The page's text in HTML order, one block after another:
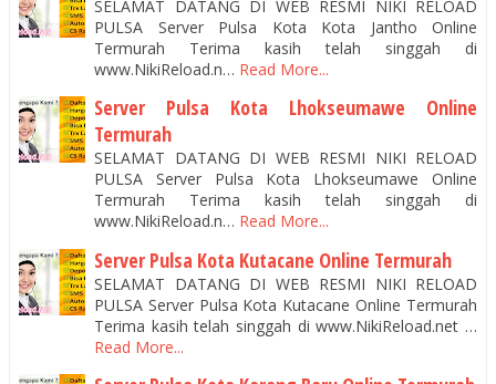
SELAMAT DATANG DI WEB RESMI NIKI RELOAD
PULSA Server Pulsa Kota Kota Jantho Online
Termurah Terima kasih telah singgah di
www.NikiReload.n… Read More...
Server Pulsa Kota Lhokseumawe Online
Termurah
SELAMAT DATANG DI WEB RESMI NIKI RELOAD
PULSA Server Pulsa Kota Lhokseumawe Online
Termurah Terima kasih telah singgah di
www.NikiReload.n… Read More...
Server Pulsa Kota Kutacane Online Termurah
SELAMAT DATANG DI WEB RESMI NIKI RELOAD
PULSA Server Pulsa Kota Kutacane Online Termurah
Terima kasih telah singgah di www.NikiReload.net …
Read More...